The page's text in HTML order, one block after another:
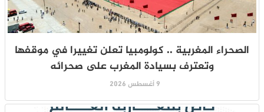
الصحراء المغربية .. كولومبيا تعلن تغييرا في موقفها
وتعترف بسيادة المغرب على صحرائه
9 أغسطس 2026